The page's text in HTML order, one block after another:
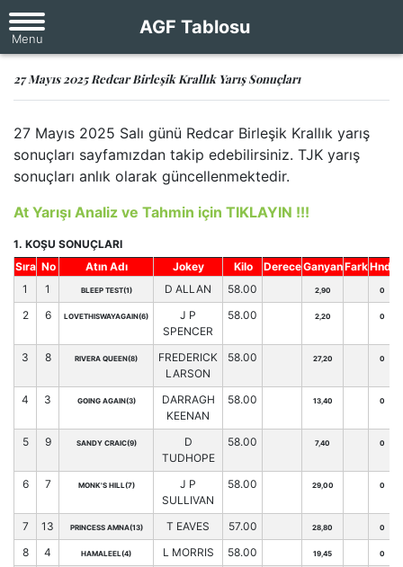
AGF Tablosu
27 Mayıs 2025 Redcar Birleşik Krallık Yarış Sonuçları
27 Mayıs 2025 Salı günü Redcar Birleşik Krallık yarış
sonuçları sayfamızdan takip edebilirsiniz. TJK yarış
sonuçları anlık olarak güncellenmektedir.
At Yarışı Analiz ve Tahmin için TIKLAYIN !!!
1. KOŞU SONUÇLARI
Sıra No Atın Adı Jokey Kilo DereceGanyanFarkHnd.
1
1 BLEEP TEST(1) D ALLAN 58.00 2,90 0
2 6 LOVETHISWAYAGAIN(6)
J P
SPENCER
58.00 2,20 0
3 8 RIVERA QUEEN(8)
FREDERICK
LARSON
58.00 27,20 0
4 3 GOING AGAIN(3)
DARRAGH
KEENAN
58.00 13,40 0
5 9 SANDY CRAIC(9)
D
TUDHOPE
58.00 7,40 0
6 7 MONK'S HILL(7)
J P
SULLIVAN
58.00 29,00 0
7 13 PRINCESS AMNA(13) T EAVES 57.00 28,80 0
8 4 HAMALEEL(4) L MORRIS 58.00 19,45 0